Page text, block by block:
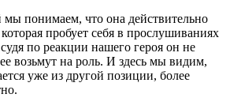
мы понимаем, что она действительно
пробует себя в прослушиваниях
по реакции нашего героя он не
возьмут на роль. И здесь мы видим,
уже из другой позиции, более